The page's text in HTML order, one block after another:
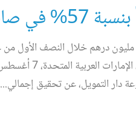
...
دار التمويل، عن تحقيق إجمالي...